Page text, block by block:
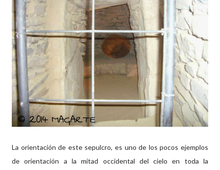
La orientación de este sepulcro, es uno de los pocos ejemplos
de orientación a la mitad occidental del cielo en toda la